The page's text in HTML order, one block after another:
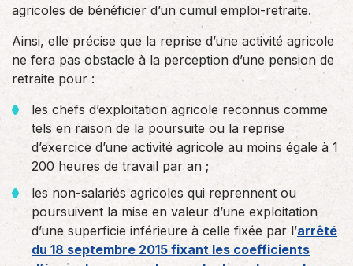
agricoles de bénéficier d’un cumul emploi-retraite.
Ainsi, elle précise que la reprise d’une activité agricole
ne fera pas obstacle à la perception d’une pension de
retraite pour :
les chefs d’exploitation agricole reconnus comme
tels en raison de la poursuite ou la reprise
d’exercice d’une activité agricole au moins égale à 1
200 heures de travail par an ;
les non-salariés agricoles qui reprennent ou
poursuivent la mise en valeur d’une exploitation
d’une superficie inférieure à celle fixée par l’arrêté
du 18 septembre 2015 fixant les coefficients